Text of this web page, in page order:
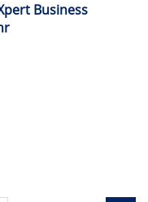
Business